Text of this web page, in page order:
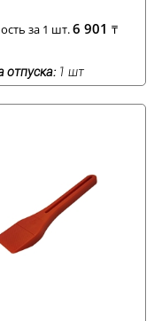
за 1 шт.6 901₸
отпуска: 1 шт